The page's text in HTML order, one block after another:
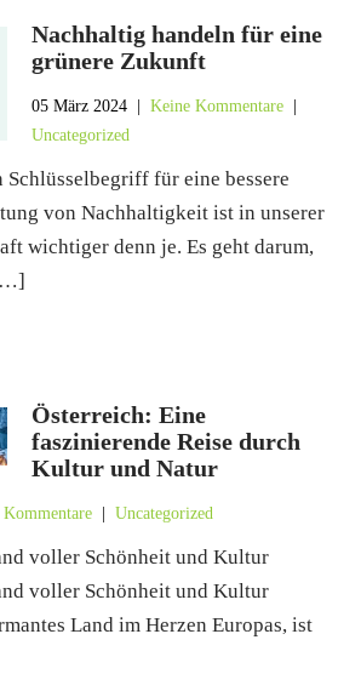
Nachhaltig handeln für eine
grünere Zukunft
05 März 2024 |Keine Kommentare
Uncategorized
für eine bessere
von Nachhaltigkeit ist in unserer
wichtiger denn je. Es geht darum,
Österreich: Eine
faszinierende Reise durch
Kultur und Natur
Uncategorized
voller Schönheit und Kultur
voller Schönheit und Kultur
Land im Herzen Europas, ist